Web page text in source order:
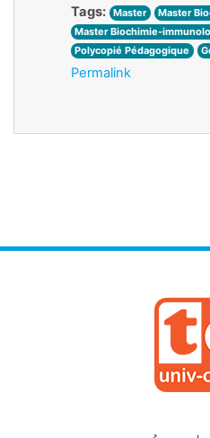
Tags: Master
Master
Master Biochimie-
Polycopié Pédagogique
Permalink